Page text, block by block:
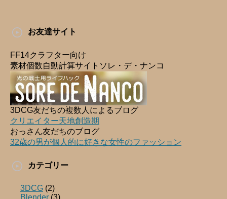
お友達サイト
FF14クラフター向け
素材個数自動計算サイトソレ・デ・ナンコ
3DCG友だちの複数人によるブログ
クリエイター天地創造期
おっさん友だちのブログ
32歳の男が個人的に好きな女性のファッション
カテゴリー
3DCG (2)
Blender (3)